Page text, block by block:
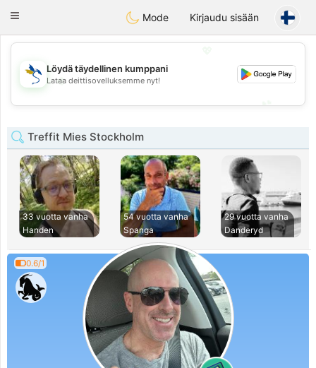
SvenskaDating
Toggle
Mode Kirjaudu sisään
💖
💕
Löydä täydellinen kumppani
Lataa deittisovelluksemme nyt!
Treffit Mies Stockholm
33 vuotta vanha
Handen
54 vuotta vanha
Spanga
29 vuotta vanha
Danderyd
0.6/1